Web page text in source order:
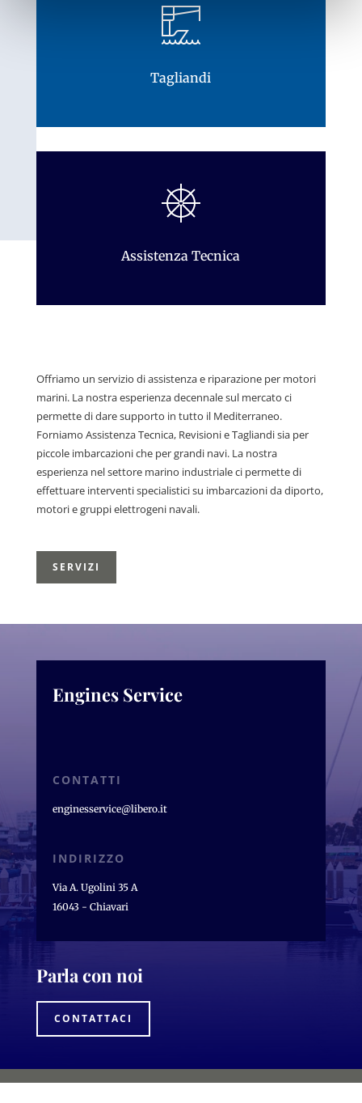
Tagliandi
Assistenza Tecnica
Offriamo un servizio di assistenza e riparazione per motori
marini. La nostra esperienza decennale sul mercato ci
permette di dare supporto in tutto il Mediterraneo.
Forniamo Assistenza Tecnica, Revisioni e Tagliandi sia per
piccole imbarcazioni che per grandi navi. La nostra
esperienza nel settore marino industriale ci permette di
effettuare interventi specialistici su imbarcazioni da diporto,
motori e gruppi elettrogeni navali.
SERVIZI
Engines Service
CONTATTI
enginesservice@libero.it
INDIRIZZO
Via A. Ugolini 35 A
16043 - Chiavari
Parla con noi
CONTATTACI